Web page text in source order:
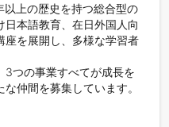
上の歴史を持つ総合型の
日本語教育、在日外国人向
座を展開し、多様な学習者
3つの事業すべてが成長を
仲間を募集しています。